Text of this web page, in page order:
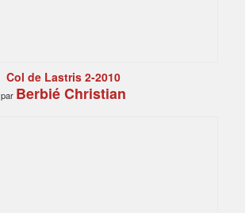
Col de Lastris 2-2010
par Berbié Christian